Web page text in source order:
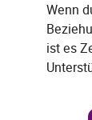
Wenn
ist es